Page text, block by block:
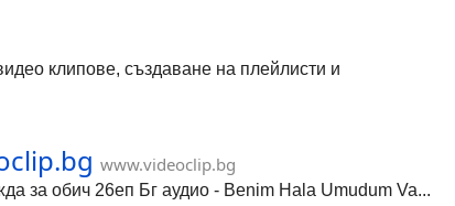
клипове, създаване на плейлисти и
www.videoclip.bg
за обич 26еп Бг аудио - Benim Hala Umudum Va...